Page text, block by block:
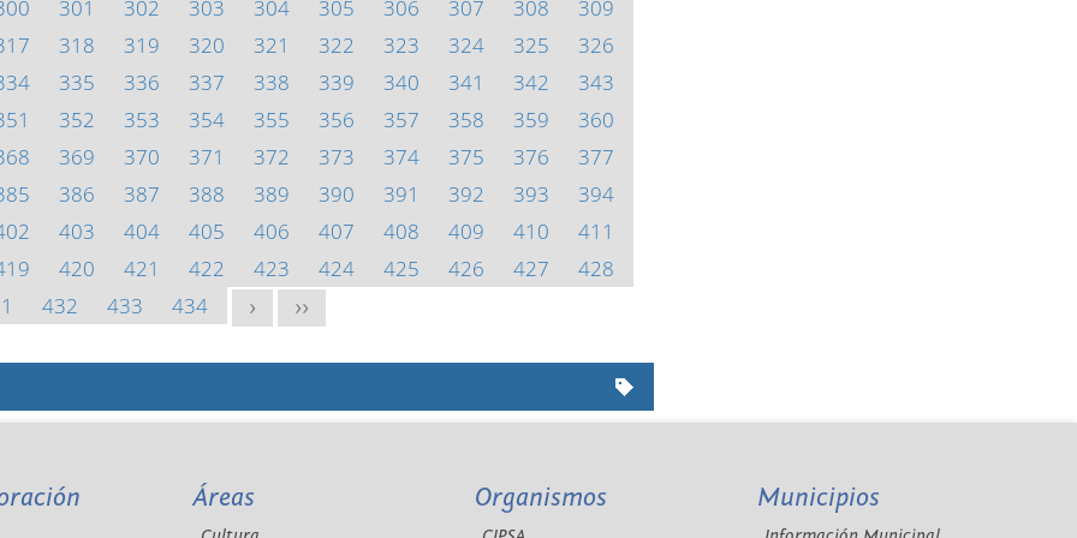
301 302 303 304 305 306 307 308
309
318 319 320 321 322 323 324 325
326
335 336 337 338 339 340 341 342
343
352 353 354 355 356 357 358 359
360
369 370 371 372 373 374 375 376
377
386 387 388 389 390 391 392 393
394
403 404 405 406 407 408 409 410
411
420 421 422 423 424 425 426 427
428
432 433 434 > >>
Áreas Organismos Municipios